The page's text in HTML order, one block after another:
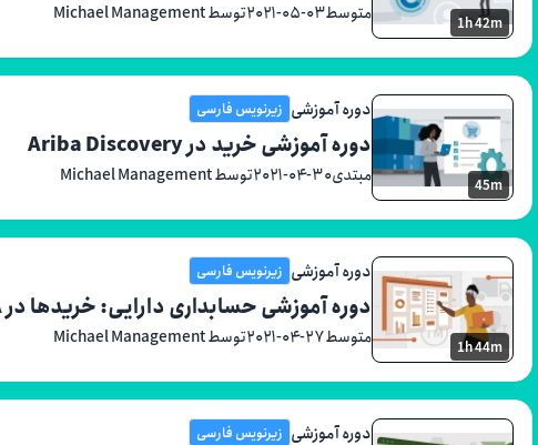
1h 42m
متوسط۲۰۲۱-۰۵-۰۳توسط Michael Management
45m
دوره آموزشی زیرنویس فارسی
دوره آموزشی خرید در Ariba Discovery
مبتدی۲۰۲۱-۰۴-۳۰توسط Michael Management
1h 44m
دوره آموزشی زیرنویس فارسی
دوره آموزشی حسابداری دارایی: خریدها در SAP S/4HANA
متوسط۲۰۲۱-۰۴-۲۷توسط Michael Management
دوره آموزشی زیرنویس فارسی